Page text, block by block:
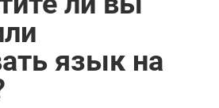
язык на